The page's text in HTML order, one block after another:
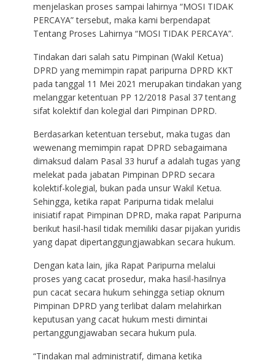
menjelaskan proses sampai lahirnya “MOSI TIDAK
PERCAYA” tersebut, maka kami berpendapat
Tentang Proses Lahirnya “MOSI TIDAK PERCAYA”.
Tindakan dari salah satu Pimpinan (Wakil Ketua)
DPRD yang memimpin rapat paripurna DPRD KKT
pada tanggal 11 Mei 2021 merupakan tindakan yang
melanggar ketentuan PP 12/2018 Pasal 37 tentang
sifat kolektif dan kolegial dari Pimpinan DPRD.
Berdasarkan ketentuan tersebut, maka tugas dan
wewenang memimpin rapat DPRD sebagaimana
dimaksud dalam Pasal 33 huruf a adalah tugas yang
melekat pada jabatan Pimpinan DPRD secara
kolektif-kolegial, bukan pada unsur Wakil Ketua.
Sehingga, ketika rapat Paripurna tidak melalui
inisiatif rapat Pimpinan DPRD, maka rapat Paripurna
berikut hasil-hasil tidak memiliki dasar pijakan yuridis
yang dapat dipertanggungjawabkan secara hukum.
Dengan kata lain, jika Rapat Paripurna melalui
proses yang cacat prosedur, maka hasil-hasilnya
pun cacat secara hukum sehingga setiap oknum
Pimpinan DPRD yang terlibat dalam melahirkan
keputusan yang cacat hukum mesti dimintai
pertanggungjawaban secara hukum pula.
“Tindakan mal administratif, dimana ketika